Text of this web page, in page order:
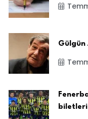
Gülgün
biletleri